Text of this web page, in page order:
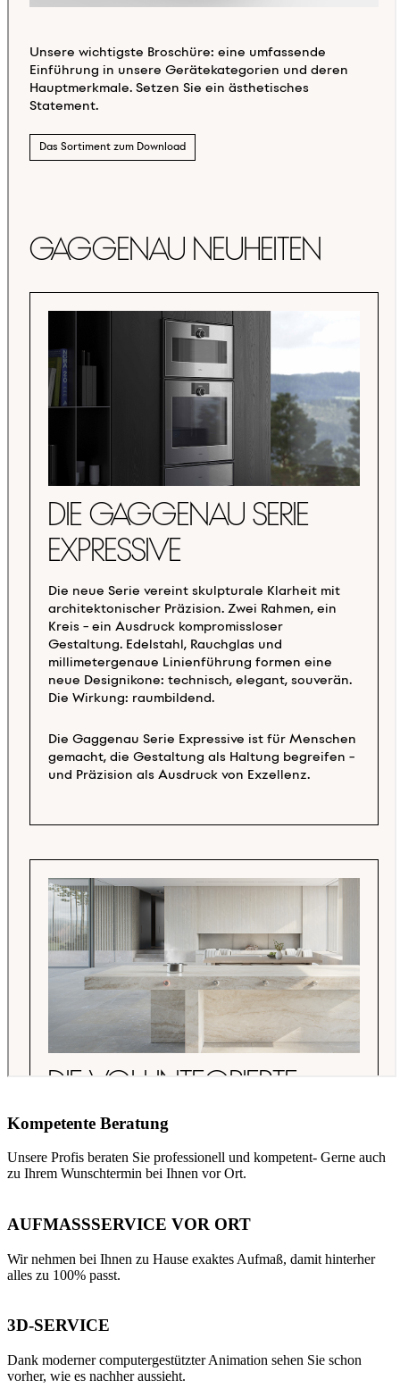
Kompetente Beratung
Unsere Profis beraten Sie professionell und kompetent- Gerne auch
zu Ihrem Wunschtermin bei Ihnen vor Ort.
AUFMASSSERVICE VOR ORT
Wir nehmen bei Ihnen zu Hause exaktes Aufmaß, damit hinterher
alles zu 100% passt.
3D-SERVICE
Dank moderner computergestützter Animation sehen Sie schon
vorher, wie es nachher aussieht.